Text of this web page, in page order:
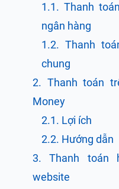
1.1. Thanh
ngân hàng
1.2. Thanh
chung
2. Thanh toán
Money
2.1. Lợi ích
2.2. Hướng dẫn
3. Thanh toán
website